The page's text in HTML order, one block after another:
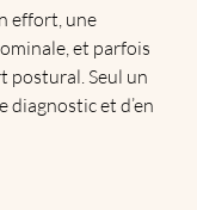
effort, une
et parfois
postural. Seul un
diagnostic et d’en